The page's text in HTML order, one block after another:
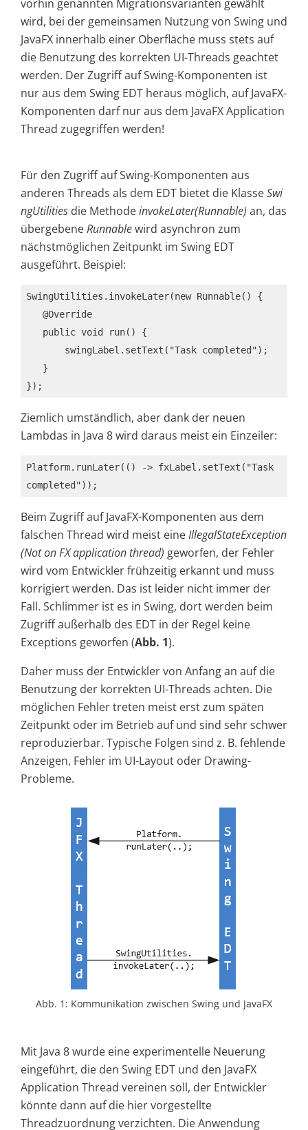
vorhin genannten Migrationsvarianten gewählt
wird, bei der gemeinsamen Nutzung von Swing und
JavaFX innerhalb einer Oberfläche muss stets auf
die Benutzung des korrekten UI-Threads geachtet
werden. Der Zugriff auf Swing-Komponenten ist
nur aus dem Swing EDT heraus möglich, auf JavaFX-
Komponenten darf nur aus dem JavaFX Application
Thread zugegriffen werden!
Für den Zugriff auf Swing-Komponenten aus
anderen Threads als dem EDT bietet die KlasseSwi
ngUtilities die MethodeinvokeLater(Runnable) an, das
übergebeneRunnablewird asynchron zum
nächstmöglichen Zeitpunkt im Swing EDT
ausgeführt. Beispiel:
SwingUtilities.invokeLater(new Runnable() {
Ziemlich umständlich, aber dank der neuen
Lambdas in Java 8 wird daraus meist ein Einzeiler:
Platform.runLater(() -> fxLabel.setText("Task
Beim Zugriff auf JavaFX-Komponenten aus dem
falschen Thread wird meist eineIllegalStateException
(Not on FX application thread) geworfen, der Fehler
wird vom Entwickler frühzeitig erkannt und muss
korrigiert werden. Das ist leider nicht immer der
Fall. Schlimmer ist es in Swing, dort werden beim
Zugriff außerhalb des EDT in der Regel keine
Exceptions geworfen (Abb. 1).
Daher muss der Entwickler von Anfang an auf die
Benutzung der korrekten UI-Threads achten. Die
möglichen Fehler treten meist erst zum späten
Zeitpunkt oder im Betrieb auf und sind sehr schwer
reproduzierbar. Typische Folgen sind z. B. fehlende
Anzeigen, Fehler im UI-Layout oder Drawing-
Probleme.
Abb. 1: Kommunikation zwischen Swing und JavaFX
Mit Java 8 wurde eine experimentelle Neuerung
eingeführt, die den Swing EDT und den JavaFX
Application Thread vereinen soll, der Entwickler
könnte dann auf die hier vorgestellte
Threadzuordnung verzichten. Die Anwendung